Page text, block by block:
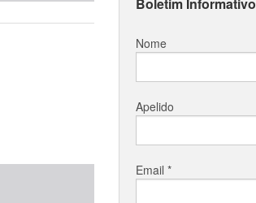
Nome
Apelido
Email *